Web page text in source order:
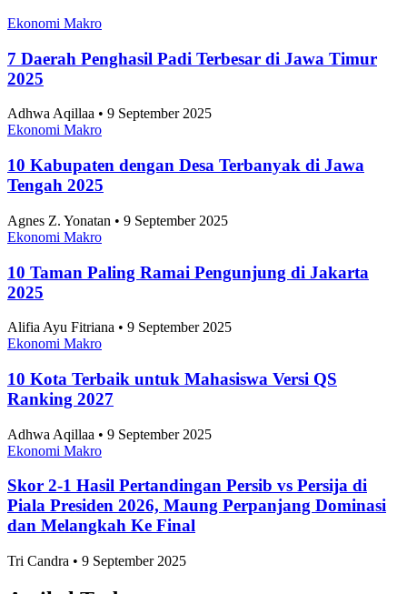
Ekonomi Makro
7 Daerah Penghasil Padi Terbesar di Jawa Timur
2025
Adhwa Aqillaa • 9 September 2025
Ekonomi Makro
10 Kabupaten dengan Desa Terbanyak di Jawa
Tengah 2025
Agnes Z. Yonatan • 9 September 2025
Ekonomi Makro
10 Taman Paling Ramai Pengunjung di Jakarta
2025
Alifia Ayu Fitriana • 9 September 2025
Ekonomi Makro
10 Kota Terbaik untuk Mahasiswa Versi QS
Ranking 2027
Adhwa Aqillaa • 9 September 2025
Ekonomi Makro
Skor 2-1 Hasil Pertandingan Persib vs Persija di
Piala Presiden 2026, Maung Perpanjang Dominasi
dan Melangkah Ke Final
Tri Candra • 9 September 2025